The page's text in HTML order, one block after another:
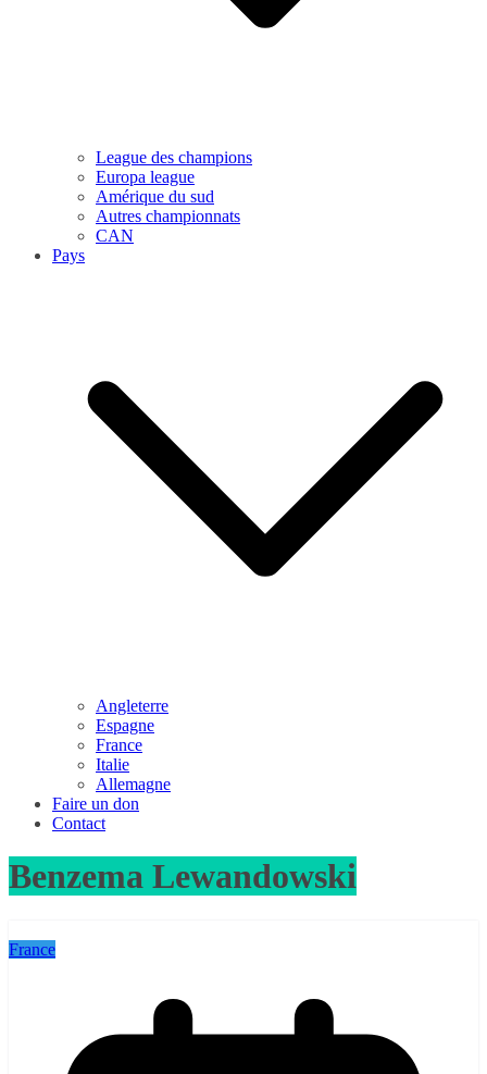
League des champions
Europa league
Amérique du sud
Autres championnats
CAN
Pays
Angleterre
Espagne
France
Italie
Allemagne
Faire un don
Contact
Benzema Lewandowski
France